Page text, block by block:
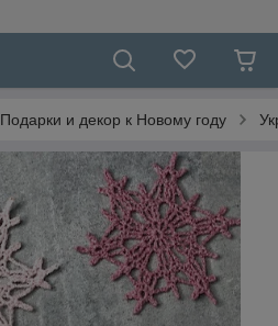
Подарки и декор к Новому году